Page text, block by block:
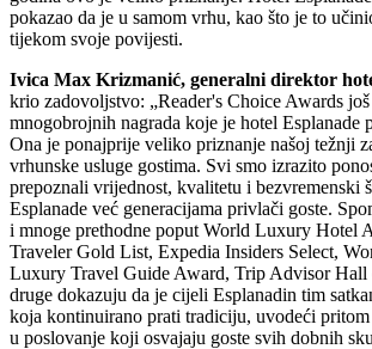
pokazao da je u samom vrhu, kao što je to
tijekom svoje povijesti.
Ivica Max Krizmanić, generalni direktor
krio zadovoljstvo: „Reader's Choice Awards
mnogobrojnih nagrada koje je hotel Esplanade
Ona je ponajprije veliko priznanje našoj težnji
vrhunske usluge gostima. Svi smo izrazito
prepoznali vrijednost, kvalitetu i bezvremenski
Esplanade već generacijama privlači goste.
i mnoge prethodne poput World Luxury Hotel
Traveler Gold List, Expedia Insiders Select,
Luxury Travel Guide Award, Trip Advisor Hall
druge dokazuju da je cijeli Esplanadin tim
koja kontinuirano prati tradiciju, uvodeći
u poslovanje koji osvajaju goste svih dobnih